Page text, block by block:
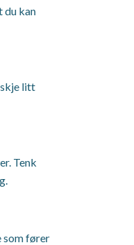
du kan
litt
Tenk
som fører